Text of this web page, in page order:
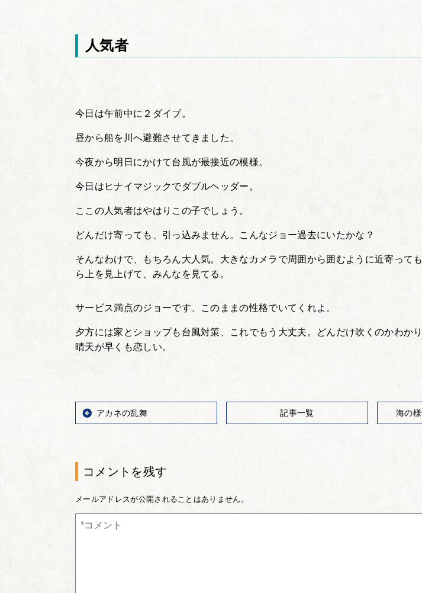
人気者
今日は午前中に２ダイブ。
昼から船を川へ避難させてきました。
今夜から明日にかけて台風が最接近の模様。
今日はヒナイマジックでダブルヘッダー。
ここの人気者はやはりこの子でしょう。
どんだけ寄っても、引っ込みません。こんなジョー過去にいたかな？
そんなわけで、もちろん大人気。大きなカメラで周囲から囲むように近寄って
ら上を見上げて、みんなを見てる。
サービス満点のジョーです、このままの性格でいてくれよ。
夕方には家とショップも台風対策、これでもう大丈夫。どんだけ吹くのかわか
晴天が早くも恋しい。
アカネの乱舞 記事一覧 海の
コメントを残す
メールアドレスが公開されることはありません。